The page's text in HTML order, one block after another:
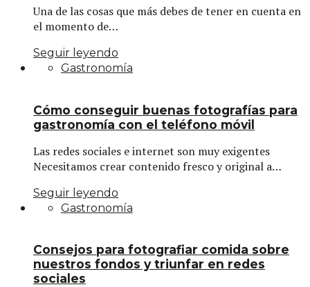
Una de las cosas que más debes de tener en cuenta en
el momento de…
Seguir leyendo
Gastronomía
Cómo conseguir buenas fotografías para
gastronomía con el teléfono móvil
Las redes sociales e internet son muy exigentes
Necesitamos crear contenido fresco y original a…
Seguir leyendo
Gastronomía
Consejos para fotografiar comida sobre
nuestros fondos y triunfar en redes
sociales